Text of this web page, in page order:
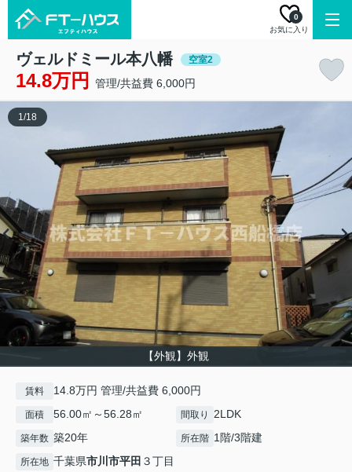
お気に入り
0
ヴェルドミール本八幡 空室2
14.8万円 管理/共益費 6,000円
【外観】外観
1/18
賃料 14.8万円 管理/共益費 6,000円
面積 56.00㎡～56.28㎡ 間取り 2LDK
築年数 築20年 所在階 1階/3階建
所在地 千葉県市川市平田 ３丁目